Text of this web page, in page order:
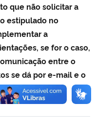
que não solicitar a
estipulado no
a
se for o caso,
entre o
se dá por e-mail e o
informou o